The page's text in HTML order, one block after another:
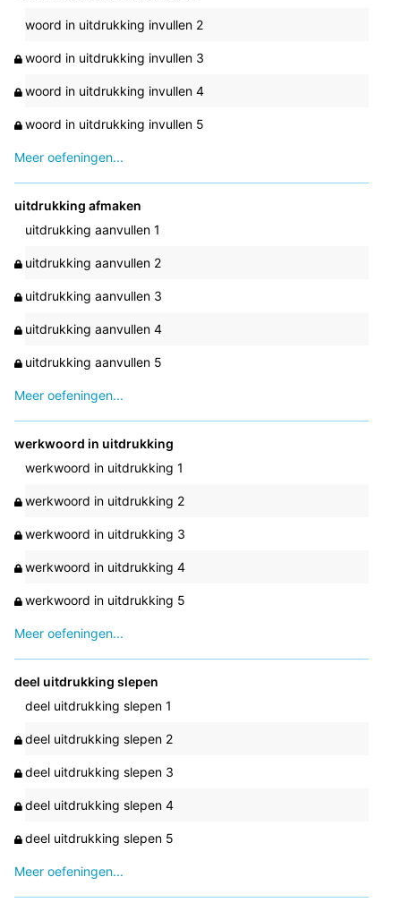
woord in uitdrukking invullen 2
woord in uitdrukking invullen 3
woord in uitdrukking invullen 4
woord in uitdrukking invullen 5
Meer oefeningen...
uitdrukking afmaken
uitdrukking aanvullen 1
uitdrukking aanvullen 2
uitdrukking aanvullen 3
uitdrukking aanvullen 4
uitdrukking aanvullen 5
Meer oefeningen...
werkwoord in uitdrukking
werkwoord in uitdrukking 1
werkwoord in uitdrukking 2
werkwoord in uitdrukking 3
werkwoord in uitdrukking 4
werkwoord in uitdrukking 5
Meer oefeningen...
deel uitdrukking slepen
deel uitdrukking slepen 1
deel uitdrukking slepen 2
deel uitdrukking slepen 3
deel uitdrukking slepen 4
deel uitdrukking slepen 5
Meer oefeningen...